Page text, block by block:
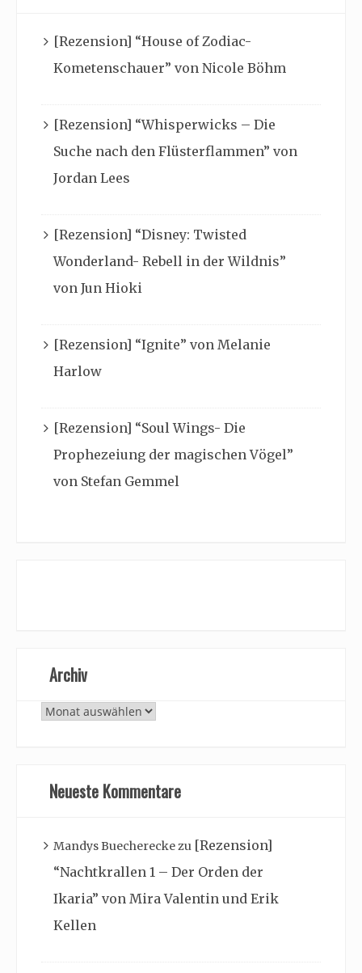
[Rezension] “House of Zodiac-
Kometenschauer” von Nicole Böhm
[Rezension] “Whisperwicks – Die
Suche nach den Flüsterflammen” von
Jordan Lees
[Rezension] “Disney: Twisted
Wonderland- Rebell in der Wildnis”
von Jun Hioki
[Rezension] “Ignite” von Melanie
Harlow
[Rezension] “Soul Wings- Die
Prophezeiung der magischen Vögel”
von Stefan Gemmel
Archiv
Archiv
Neueste Kommentare
Mandys Buechereckezu [Rezension]
“Nachtkrallen 1 – Der Orden der
Ikaria” von Mira Valentin und Erik
Kellen